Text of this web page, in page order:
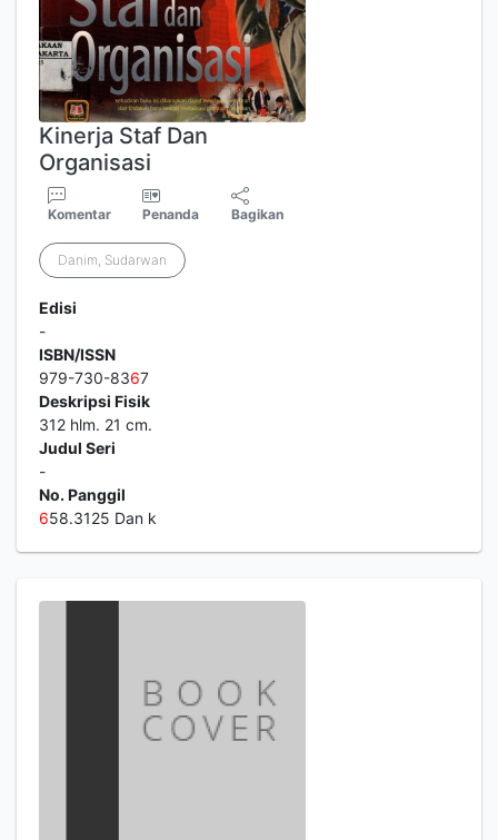
Kinerja Staf Dan
Organisasi
Komentar Penanda Bagikan
Danim, Sudarwan
Edisi
-
ISBN/ISSN
979-730-8367
Deskripsi Fisik
312 hlm. 21 cm.
Judul Seri
-
No. Panggil
658.3125 Dan k